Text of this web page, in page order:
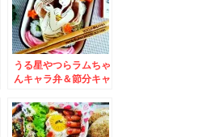
うる星やつらラムちゃ
んキャラ弁＆節分キャ
し。